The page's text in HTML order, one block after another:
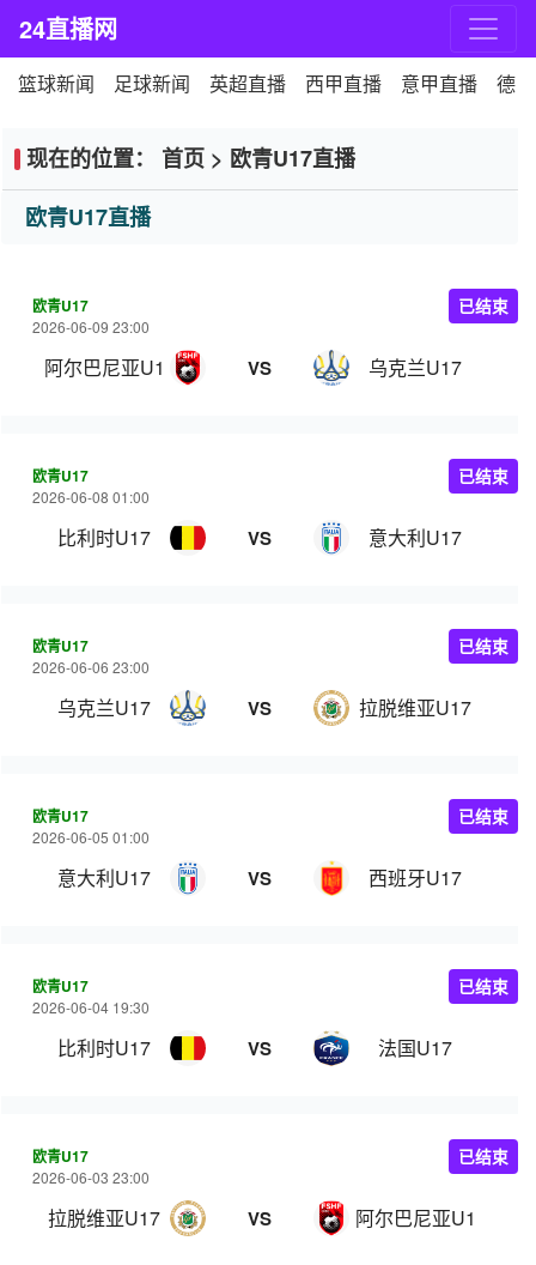
24直播网
篮球新闻 足球新闻 英超直播 西甲直播 意甲直播 德
现在的位置： 首页 > 欧青U17直播
欧青U17直播
欧青U17
2026-06-09 23:00
阿尔巴尼亚U17 VS 乌克兰U17
已结束
欧青U17
2026-06-08 01:00
比利时U17 VS 意大利U17
已结束
欧青U17
2026-06-06 23:00
乌克兰U17 VS 拉脱维亚U17
已结束
欧青U17
2026-06-05 01:00
意大利U17 VS 西班牙U17
已结束
欧青U17
2026-06-04 19:30
比利时U17 VS 法国U17
已结束
欧青U17
2026-06-03 23:00
拉脱维亚U17 VS 阿尔巴尼亚U17
已结束